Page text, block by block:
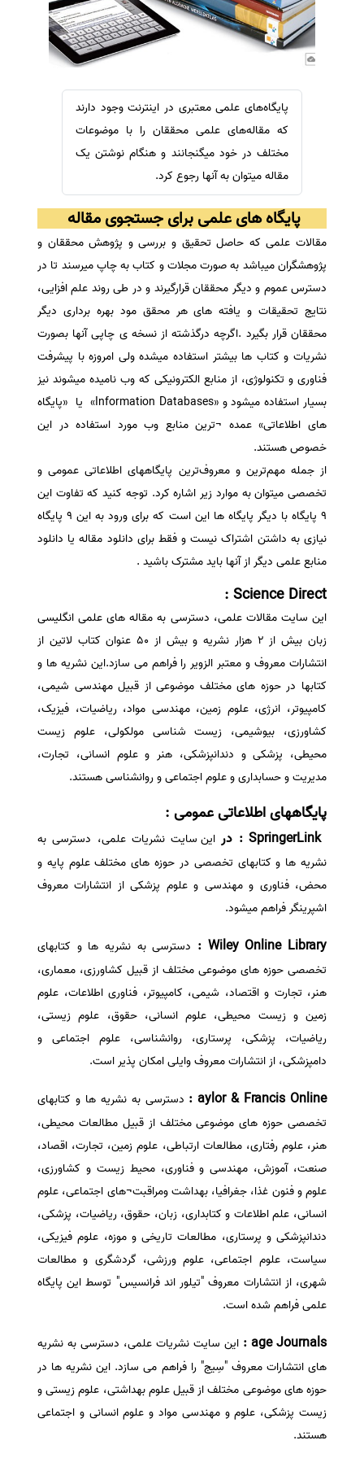
ترجمه عربی به فارسی
مشاهده همه زبان ها
سفارش ویرایش
سفارش پارافریز
سفارش فرمت‌بندی
سفارش کاهش کمیت
سفارش معرفی مجله
سفارش معرفی مقاله
سفارش معرفی کتاب
سفارش ترجمه مولتی‌مدیا
سفارش گویندگی
سفارش تولید محتوا
سفارش ترجمه همزمان
سفارش چکیده گرافیکی
سفارش تهیه کاورلتر
سفارش انگیزه‌نامه‌SOP
پایگاه‌های علمی معتبری در اینترنت وجود دارند
که مقاله‌های علمی محققان را با موضوعات
مختلف در خود میگنجانند و هنگام نوشتن یک
مقاله میتوان به آنها رجوع کرد.
پایگاه های علمی برای جستجوی مقاله
مقالات علمی که حاصل تحقیق و بررسی و پژوهش محققان و
پژوهشگران میباشد به صورت مجلات و کتاب به چاپ میرسند تا در
دسترس عموم و دیگر محققان قرارگیرند و در طی روند علم افزایی،
نتایج تحقیقات و یافته های هر محقق مود بهره برداری دیگر
محققان قرار بگیرد .اگرچه درگذشته از نسخه ی چاپی آنها بصورت
نشریات و کتاب ها بیشتر استفاده میشده ولی امروزه با پیشرفت
فناوری و تکنولوژی، از منابع الکترونیکی که وب نامیده میشوند نیز
بسیار استفاده میشود و «Information Databases» یا «پایگاه
های اطلاعاتی» عمده ¬ترین منابع وب مورد استفاده در این
خصوص هستند.
از جمله مهم‌ترین و معروف‌ترین پایگاههای اطلاعاتی عمومی و
تخصصی میتوان به موارد زیر اشاره کرد. توجه کنید که تفاوت این
9 پایگاه با دیگر پایگاه ها این است که برای ورود به این 9 پایگاه
نیازی به داشتن اشتراک نیست و فقط برای دانلود مقاله یا دانلود
منابع علمی دیگر از آنها باید مشترک باشید .
Science Direct :
این سایت مقالات علمی، دسترسی به مقاله های علمی انگلیسی
زبان بیش از 2 هزار نشریه و بیش از 50 عنوان کتاب لاتین از
انتشارات معروف و معتبر الزویر را فراهم می سازد.این نشریه ها و
کتابها در حوزه های مختلف موضوعی از قبیل مهندسی شیمی،
کامپیوتر، انرژی، علوم زمین، مهندسی مواد، ریاضیات، فیزیک،
کشاورزی، بیوشیمی، زیست شناسی مولکولی، علوم زیست
محیطی، پزشکی و دندانپزشکی، هنر و علوم انسانی، تجارت،
مدیریت و حسابداری و علوم اجتماعی و روانشناسی هستند.
پایگاههای اطلاعاتی عمومی :
SpringerLink : در
این سایت نشریات علمی، دسترسی به
نشریه ها و کتابهای تخصصی در حوزه های مختلف علوم پایه و
محض، فناوری و مهندسی و علوم پزشکی از انتشارات معروف
اشپرینگر فراهم میشود.
Wiley Online Library :
دسترسی به نشریه ها و کتابهای
تخصصی حوزه های موضوعی مختلف از قبیل کشاورزی، معماری،
هنر، تجارت و اقتصاد، شیمی، کامپیوتر، فناوری اطلاعات، علوم
زمین و زیست محیطی، علوم انسانی، حقوق، علوم زیستی،
ریاضیات، پزشکی، پرستاری، روانشناسی، علوم اجتماعی و
دامپزشکی، از انتشارات معروف وایلی امکان پذیر است.
aylor & Francis Online :
دسترسی به نشریه ها و کتابهای
تخصصی حوزه های موضوعی مختلف از قبیل مطالعات محیطی،
هنر، علوم رفتاری، مطالعات ارتباطی، علوم زمین، تجارت، اقصاد،
صنعت، آموزش، مهندسی و فناوری، محیط زیست و کشاورزی،
علوم و فنون غذا، جغرافیا، بهداشت ومراقبت¬های اجتماعی، علوم
انسانی، علم اطلاعات و کتابداری، زبان، حقوق، ریاضیات، پزشکی،
دندانپزشکی و پرستاری، مطالعات تاریخی و موزه، علوم فیزیکی،
سیاست، علوم اجتماعی، علوم ورزشی، گردشگری و مطالعات
شهری، از انتشارات معروف "تیلور اند فرانسیس" توسط این پایگاه
علمی فراهم شده است.
age Journals :
این سایت نشریات علمی، دسترسی به نشریه
های انتشارات معروف "سِیج" را فراهم می سازد. این نشریه ها در
حوزه های موضوعی مختلف از قبیل علوم بهداشتی، علوم زیستی و
زیست پزشکی، علوم و مهندسی مواد و علوم انسانی و اجتماعی
هستند.